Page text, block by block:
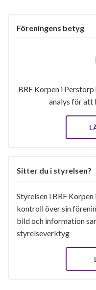
Föreningens betyg
BRF Korpen i
analys för att
Sitter du i styrelsen?
Styrelsen i BRF
kontroll över sin
bild och information
styrelseverktyg